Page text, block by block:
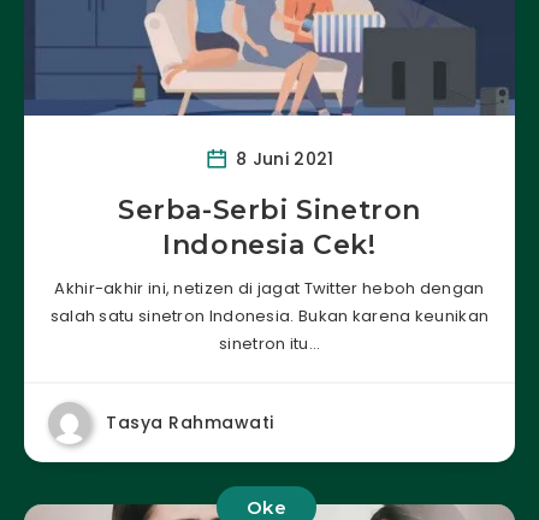
8 Juni 2021
Serba-Serbi Sinetron
Indonesia Cek!
Akhir-akhir ini, netizen di jagat Twitter heboh dengan
salah satu sinetron Indonesia. Bukan karena keunikan
sinetron itu…
Tasya Rahmawati
Oke